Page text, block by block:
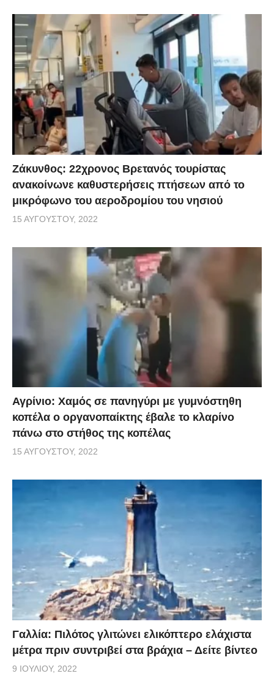
Ζάκυνθος: 22χρονος Βρετανός τουρίστας
ανακοίνωνε καθυστερήσεις πτήσεων από το
μικρόφωνο του αεροδρομίου του νησιού
15 ΑΥΓΟΎΣΤΟΥ, 2022
Αγρίνιο: Χαμός σε πανηγύρι με γυμνόστηθη
κοπέλα ο οργανοπαίκτης έβαλε το κλαρίνο
πάνω στο στήθος της κοπέλας
15 ΑΥΓΟΎΣΤΟΥ, 2022
Γαλλία: Πιλότος γλιτώνει ελικόπτερο ελάχιστα
μέτρα πριν συντριβεί στα βράχια – Δείτε βίντεο
9 ΙΟΥΛΊΟΥ, 2022